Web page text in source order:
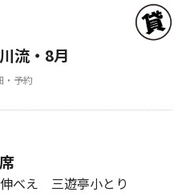
流・8月
・予約
べえ 三遊亭小とり